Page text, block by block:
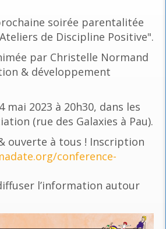
soirée parentalitée
de Discipline Positive".
par Christelle Normand
& développement
mai 2023 à 20h30, dans les
(rue des Galaxies à Pau).
ouverte à tous ! Inscription
conference-
l’information autour